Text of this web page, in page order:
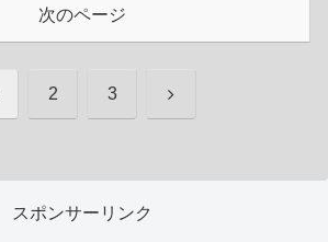
次のページ
2 3 次
スポンサーリンク